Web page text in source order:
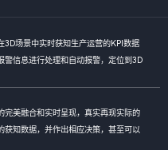
3D场景中实时获知生产运营的KPI数据
警信息进行处理和自动报警，定位到3D
完美融合和实时呈现，真实再现实际的
知数据，并作出相应决策，甚至可以